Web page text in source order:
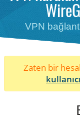
VPN
Zaten bir